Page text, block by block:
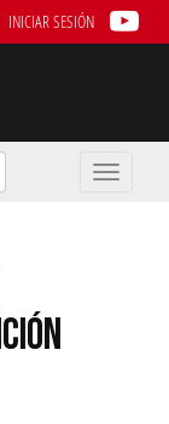
INICIAR SESIÓN
Toggle